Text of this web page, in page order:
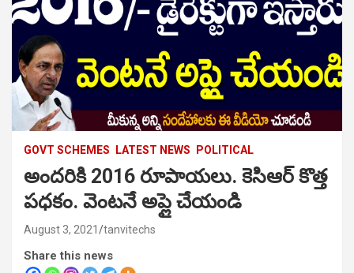
GOVT SCHEMES LATEST NEWS POLITICAL
అందరికి 2016 రూపాయలు. కెసిఆర్ కొత్త
పధకం. వెంటనే అప్లై చేయండి
August 3, 2021 tanvitechs
Share this news